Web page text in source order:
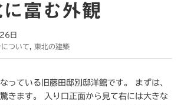
富む外観
日
ついて 東北の建築
っている旧藤田邸別邸洋館です。 まずは、
きます。 入り口正面から見て右には大きな